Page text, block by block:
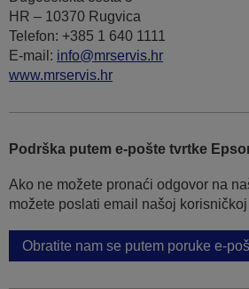
HR – 10370 Rugvica
Telefon: +385 1 640 1111
Е-mail: info@mrservis.hr
www.mrservis.hr
Podrška putem e-pošte tvrtke
Ako ne možete pronaći odgovor na
možete poslati email našoj
Obratite nam se putem poruke e-